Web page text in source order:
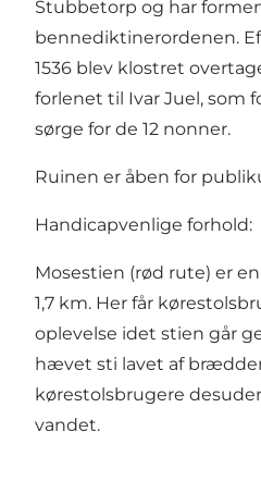
Stubbetorp og har
bennediktinerordenen.
1536 blev klostret
forlenet til Ivar Juel, som
sørge for de 12 nonner.
Ruinen er åben for
Handicapvenlige forhold:
Mosestien (rød rute) er
1,7 km. Her får
oplevelse idet stien går
hævet sti lavet af
kørestolsbrugere
vandet.